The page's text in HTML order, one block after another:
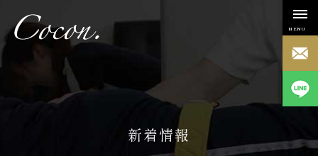
MENU
新着情報